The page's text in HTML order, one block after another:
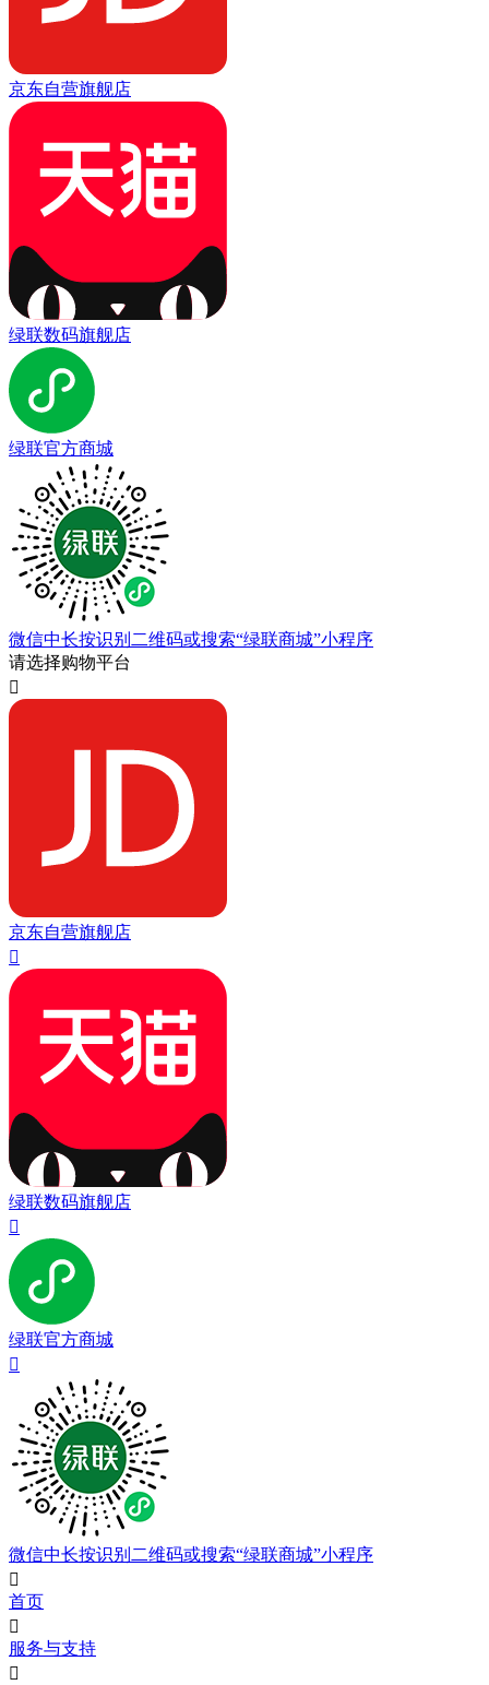
京东自营旗舰店
绿联数码旗舰店
绿联官方商城
微信中长按识别二维码或搜索“绿联商城”小程序
请选择购物平台

京东自营旗舰店

绿联数码旗舰店

绿联官方商城

微信中长按识别二维码或搜索“绿联商城”小程序

首页

服务与支持
